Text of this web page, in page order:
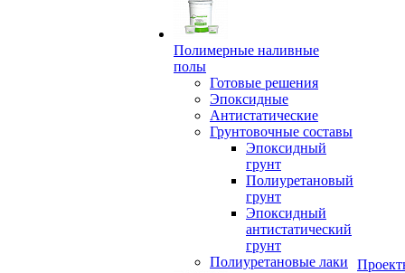
Полимерные наливные
полы
Готовые решения
Эпоксидные
Антистатические
Грунтовочные составы
Эпоксидный
грунт
Полиуретановый
грунт
Эпоксидный
антистатический
грунт
Полиуретановые лаки